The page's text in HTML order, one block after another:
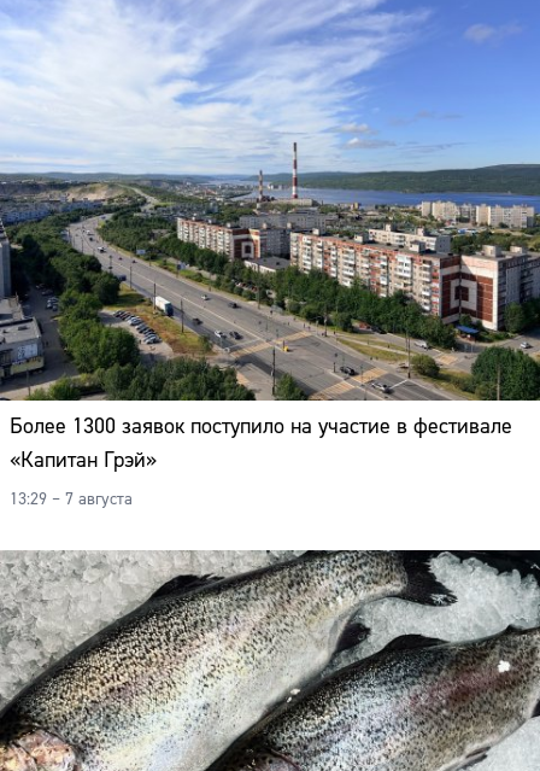
Более 1300 заявок поступило на участие в фестивале
«Капитан Грэй»
13:29 – 7 августа